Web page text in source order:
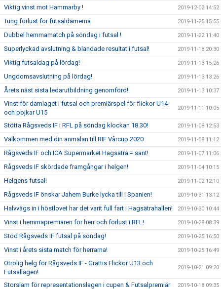
Viktig vinst mot Hammarby ! 2019-12-02 14:52
Tung förlust för futsaldamerna 2019-11-25 15:55
Dubbel hemmamatch på söndag i futsal ! 2019-11-22 11:40
Superlyckad avslutning & blandade resultat i futsal! 2019-11-18 20:30
Viktig futsaldag på lördag! 2019-11-13 15:26
Ungdomsavslutning på lördag! 2019-11-13 13:26
Årets näst sista ledarutbildning genomförd! 2019-11-13 10:37
Vinst för damlaget i futsal och premiärspel för flickor U14
och pojkar U15
2019-11-11 10:05
Stötta Rågsveds IF i RFL på söndag klockan 18.30! 2019-11-08 12:53
Välkommen med din anmälan till RIF Vårcup 2020 2019-11-08 11:12
Rågsveds IF och ICA Supermarket Hagsätra = sant! 2019-11-07 11:06
Rågsveds IF skördade framgångar i helgen! 2019-11-04 10:15
Helgens futsal! 2019-11-02 12:10
Rågsveds IF önskar Jahem Burke lycka till i Spanien! 2019-10-31 13:12
Halvvägs in i höstlovet har det varit full fart i Hagsätrahallen! 2019-10-30 10:44
Vinst i hemmapremiären för herr och förlust i RFL! 2019-10-28 08:39
Stöd Rågsveds IF futsal på söndag! 2019-10-25 16:50
Vinst i årets sista match för herrarna! 2019-10-25 16:49
Otrolig helg för Rågsveds IF - Grattis Flickor U13 och
Futsallagen!
2019-10-21 09:20
Storslam för representationslagen i cupen & Futsalpremiär 2019-10-18 09:35